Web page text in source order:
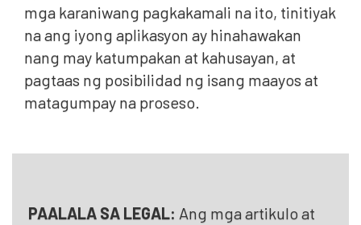
mga karaniwang pagkakamali na ito, tinitiyak
na ang iyong aplikasyon ay hinahawakan
nang may katumpakan at kahusayan, at
pagtaas ng posibilidad ng isang maayos at
matagumpay na proseso.
PAALALA SA LEGAL: Ang mga artikulo at